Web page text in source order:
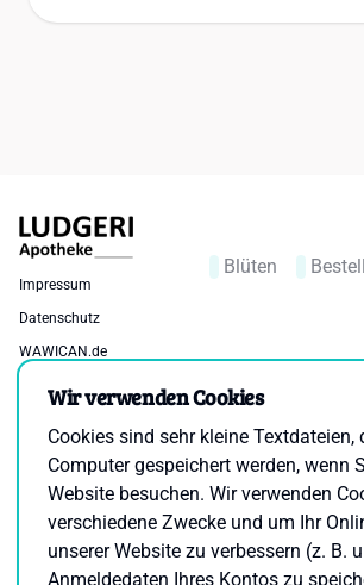
Impressum
Datenschutz
WAWICAN.de
Cookie-Einstellungen
Bestellung widerrufen
Blüten
Standort
Windthorststraße 65 48143
Münster |
cannabis@ludgeriapotheke.de
Mo-Fr
09:00 –
Wir verwenden Cookies
Cookies sind sehr kleine Textdateien,
Computer gespeichert werden, wenn
Website besuchen. Wir verwenden
verschiedene Zwecke und um Ihr
unserer Website zu verbessern (z. B.
Anmeldedaten Ihres Kontos zu